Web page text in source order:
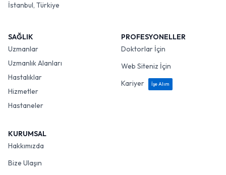
İstanbul, Türkiye
SAĞLIK
Uzmanlar
Uzmanlık Alanları
Hastalıklar
Hizmetler
Hastaneler
PROFESYONELLER
Doktorlar İçin
Web Siteniz İçin
Kariyer
İşe Alım
KURUMSAL
Hakkımızda
Bize Ulaşın